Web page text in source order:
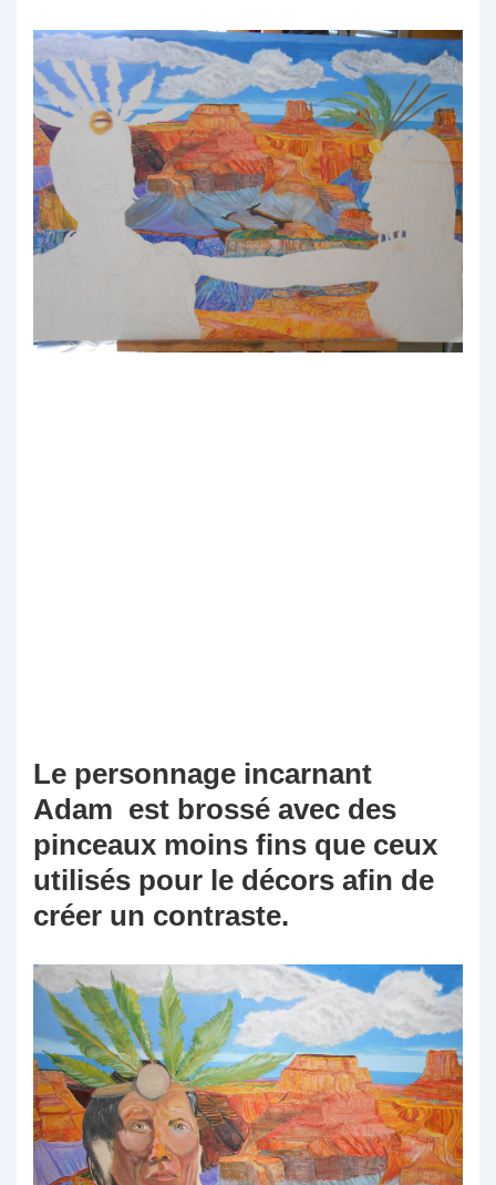
Le personnage incarnant
Adam est brossé avec des
pinceaux moins fins que ceux
utilisés pour le décors afin de
créer un contraste.